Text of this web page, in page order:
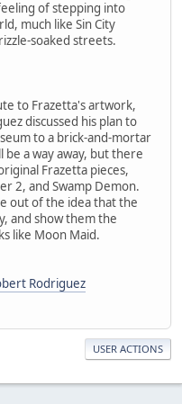
of stepping into
much like Sin City
soaked streets.
to Frazetta's artwork,
discussed his plan to
to a brick-and-mortar
be a way away, but there
Frazetta pieces,
2, and Swamp Demon.
out of the idea that the
and show them the
like Moon Maid.
Rodriguez
USER ACTIONS